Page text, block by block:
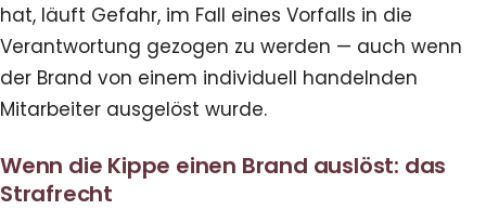
hat, läuft Gefahr, im Fall eines Vorfalls in die
Verantwortung gezogen zu werden — auch wenn
der Brand von einem individuell handelnden
Mitarbeiter ausgelöst wurde.
Wenn die Kippe einen Brand auslöst: das
Strafrecht